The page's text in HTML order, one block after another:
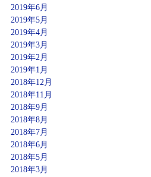
2019年6月
2019年5月
2019年4月
2019年3月
2019年2月
2019年1月
2018年12月
2018年11月
2018年9月
2018年8月
2018年7月
2018年6月
2018年5月
2018年3月